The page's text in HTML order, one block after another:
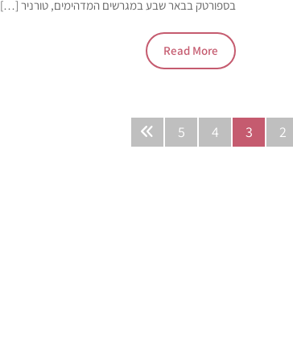
בספורטק בבאר שבע במגרשים המדהימים, טורניר […]
Read More
2
3
4
5